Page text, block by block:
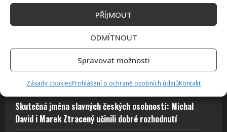
PŘÍJMOUT
ODMÍTNOUT
Spravovat možnosti
Zásady cookiesProhlášení o ochraně osobních údajůKontakt
9. 8. 2026
Komedie Na samotě u lesa slaví 50 let: Příběhy z
jejího natáčení pobaví fanoušky i dnes
Skutečná jména slavných českých osobností: Michal
David i Marek Ztracený učinili dobré rozhodnutí